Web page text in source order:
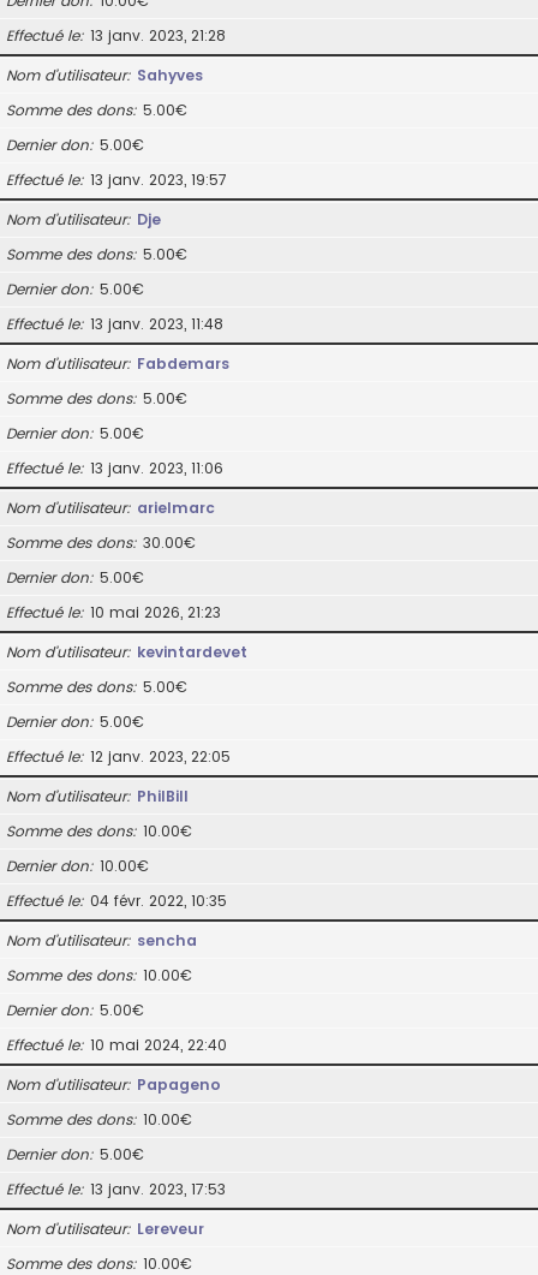
Effectué le 13 janv. 2023, 21:28
Nom d’utilisateur Sahyves
Somme des dons 5.00€
Dernier don 5.00€
Effectué le 13 janv. 2023, 19:57
Nom d’utilisateur Dje
Somme des dons 5.00€
Dernier don 5.00€
Effectué le 13 janv. 2023, 11:48
Nom d’utilisateur Fabdemars
Somme des dons 5.00€
Dernier don 5.00€
Effectué le 13 janv. 2023, 11:06
Nom d’utilisateur arielmarc
Somme des dons 30.00€
Dernier don 5.00€
Effectué le 10 mai 2026, 21:23
Nom d’utilisateur kevintardevet
Somme des dons 5.00€
Dernier don 5.00€
Effectué le 12 janv. 2023, 22:05
Nom d’utilisateur PhilBill
Somme des dons 10.00€
Dernier don 10.00€
Effectué le 04 févr. 2022, 10:35
Nom d’utilisateur sencha
Somme des dons 10.00€
Dernier don 5.00€
Effectué le 10 mai 2024, 22:40
Nom d’utilisateur Papageno
Somme des dons 10.00€
Dernier don 5.00€
Effectué le 13 janv. 2023, 17:53
Nom d’utilisateur Lereveur
Somme des dons 10.00€